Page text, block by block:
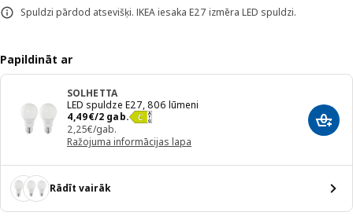
Spuldzi pārdod atsevišķi. IKEA iesaka E27 izmēra LED spuldzi.
Papildināt ar
SOLHETTA
LED spuldze E27, 806 lūmeni
4,49€/2 gab.
Cena 4,49€/2 gab.
2,25€/gab.
Ražojuma informācijas lapa
Rādīt vairāk